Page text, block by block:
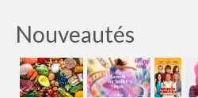
Nouveautés